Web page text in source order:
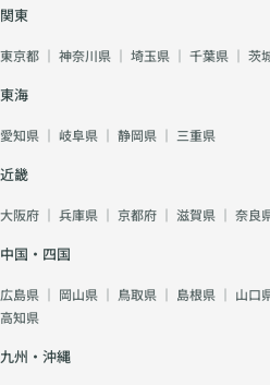
関東
東京都 ｜ 神奈川県 ｜ 埼玉県 ｜ 千葉県 ｜ 茨
東海
愛知県 ｜ 岐阜県 ｜ 静岡県 ｜ 三重県
近畿
大阪府 ｜ 兵庫県 ｜ 京都府 ｜ 滋賀県 ｜ 奈良
中国・四国
広島県 ｜ 岡山県 ｜ 鳥取県 ｜ 島根県 ｜ 山口
高知県
九州・沖縄